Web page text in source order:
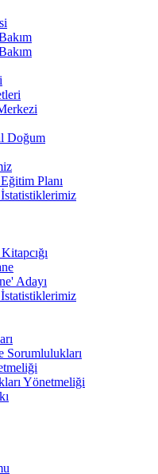
Doğum
Planı
Adayı
Sorumlulukları
Yönetmeliği